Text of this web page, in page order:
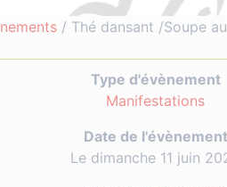
/ Thé dansant /Soupe
Type d'évènement
Manifestations
Date de l'évènement
Le dimanche 11 juin